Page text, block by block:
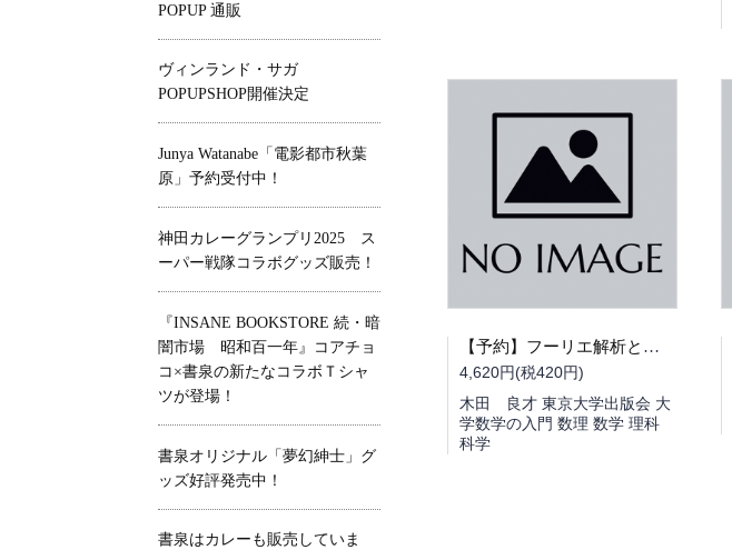
【予約】フーリエ解析と超関数（09/18頃発送予定）
4,620円(税420円)
木田 良才 東京大学出版会 大
学数学の入門 数理 数学 理科
科学
POPUP 通販
ヴィンランド・サガ
POPUPSHOP開催決定
Junya Watanabe「電影都市秋葉
原」予約受付中！
神田カレーグランプリ2025 ス
ーパー戦隊コラボグッズ販売！
『INSANE BOOKSTORE 続・暗
闇市場 昭和百一年』コアチョ
コ×書泉の新たなコラボＴシャ
ツが登場！
書泉オリジナル「夢幻紳士」グ
ッズ好評発売中！
書泉はカレーも販売していま